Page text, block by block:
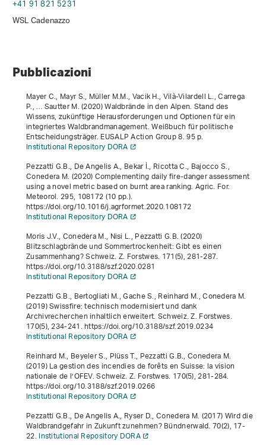
+41 91 821 5231
WSL Cadenazzo
Pubblicazioni
Mayer C., Mayr S., Müller M.M., Vacik H., Vilà-Vilardell L., Carrega
P., … Sautter M. (2020)Waldbrände in den Alpen. Stand des
Wissens, zukünftige Herausforderungen und Optionen für ein
integriertes Waldbrandmanagement. Weißbuch für politische
Entscheidungsträger. EUSALP Action Group 8. 95 p.
Institutional Repository DORA
Pezzatti G.B., De Angelis A., Bekar İ., Ricotta C., Bajocco S.,
Conedera M. (2020) Complementing daily fire-danger assessment
using a novel metric based on burnt area ranking. Agric. For.
Meteorol.295, 108172 (10 pp.).
https://doi.org/10.1016/j.agrformet.2020.108172
Institutional Repository DORA
Moris J.V., Conedera M., Nisi L., Pezzatti G.B. (2020)
Blitzschlagbrände und Sommertrockenheit: Gibt es einen
Zusammenhang? Schweiz. Z. Forstwes. 171(5), 281-287.
https://doi.org/10.3188/szf.2020.0281
Institutional Repository DORA
Pezzatti G.B., Bertogliati M., Gache S., Reinhard M., Conedera M.
(2019) Swissfire: technisch modernisiert und dank
Archivrecherchen inhaltlich erweitert. Schweiz. Z. Forstwes.
170(5), 234-241. https://doi.org/10.3188/szf.2019.0234
Institutional Repository DORA
Reinhard M., Beyeler S., Plüss T., Pezzatti G.B., Conedera M.
(2019) La gestion des incendies de forêts en Suisse: la vision
nationale de l’OFEV. Schweiz. Z. Forstwes. 170(5), 281-284.
https://doi.org/10.3188/szf.2019.0266
Institutional Repository DORA
Pezzatti G.B., De Angelis A., Ryser D., Conedera M. (2017) Wird die
Waldbrandgefahr in Zukunft zunehmen? Bündnerwald.70(2), 17-
22.Institutional Repository DORA